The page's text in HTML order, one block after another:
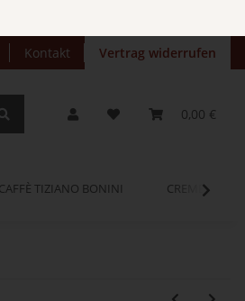
Kontakt Vertrag widerrufen
0,00 €
CAFFÈ TIZIANO BONINI CREMEO